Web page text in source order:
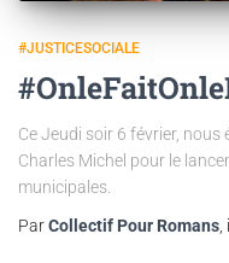
#JUSTICESOCIALE
Ce Jeudi soir 6 février,
Charles Michel pour le
municipales.
ParCollectif Pour Romans